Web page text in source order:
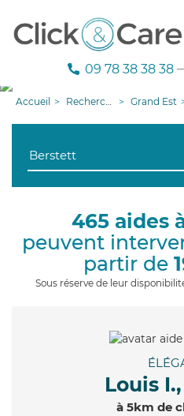
09 78 38 38 38
Accueil Recherche aide à domicile Grand Est
465 aides
peuvent
partir de
Sous réserve de leur
Louis I.,
à 5km de